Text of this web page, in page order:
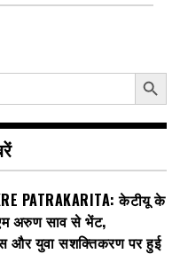
Search Button
PATRAKARITA: केटीयू के
अरुण साव से भेंट,
और युवा सशक्तिकरण पर हुई